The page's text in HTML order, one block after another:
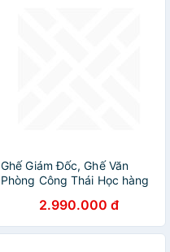
Ghế Giám Đốc, Ghế Văn
Phòng Công Thái Học hàng
2.990.000 đ